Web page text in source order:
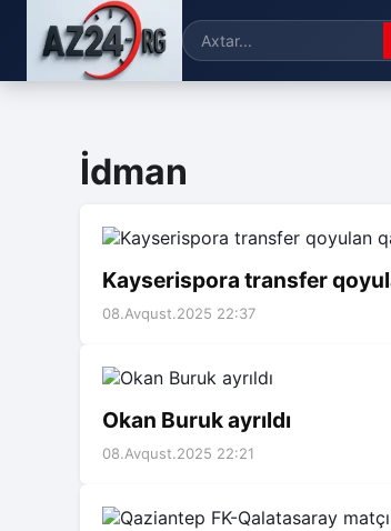
İdman
Kayserispora transfer
08.Avqust.2025 22:37
Okan Buruk ayrıldı
08.Avqust.2025 22:21